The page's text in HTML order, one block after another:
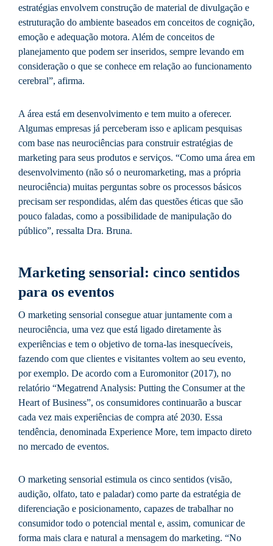
estratégias envolvem construção de material de divulgação e
estruturação do ambiente baseados em conceitos de cognição,
emoção e adequação motora. Além de conceitos de
planejamento que podem ser inseridos, sempre levando em
consideração o que se conhece em relação ao funcionamento
cerebral”, afirma.
A área está em desenvolvimento e tem muito a oferecer.
Algumas empresas já perceberam isso e aplicam pesquisas
com base nas neurociências para construir estratégias de
marketing para seus produtos e serviços. “Como uma área em
desenvolvimento (não só o neuromarketing, mas a própria
neurociência) muitas perguntas sobre os processos básicos
precisam ser respondidas, além das questões éticas que são
pouco faladas, como a possibilidade de manipulação do
público”, ressalta Dra. Bruna.
Marketing sensorial: cinco sentidos
para os eventos
O marketing sensorial consegue atuar juntamente com a
neurociência, uma vez que está ligado diretamente às
experiências e tem o objetivo de torna-las inesquecíveis,
fazendo com que clientes e visitantes voltem ao seu evento,
por exemplo. De acordo com a Euromonitor (2017), no
relatório “Megatrend Analysis: Putting the Consumer at the
Heart of Business”, os consumidores continuarão a buscar
cada vez mais experiências de compra até 2030. Essa
tendência, denominada Experience More, tem impacto direto
no mercado de eventos.
O marketing sensorial estimula os cinco sentidos (visão,
audição, olfato, tato e paladar) como parte da estratégia de
diferenciação e posicionamento, capazes de trabalhar no
consumidor todo o potencial mental e, assim, comunicar de
forma mais clara e natural a mensagem do marketing. “No